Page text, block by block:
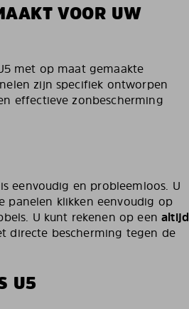
VOOR UW
met op maat gemaakte
zijn specifiek ontworpen
effectieve zonbescherming
eenvoudig en probleemloos. U
panelen klikken eenvoudig op
U kunt rekenen op eenaltijd
directe bescherming tegen de
U5